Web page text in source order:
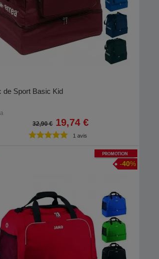
de Sport Basic Kid
32,90 € 19,74 €
1 avis
Promotion
-40%